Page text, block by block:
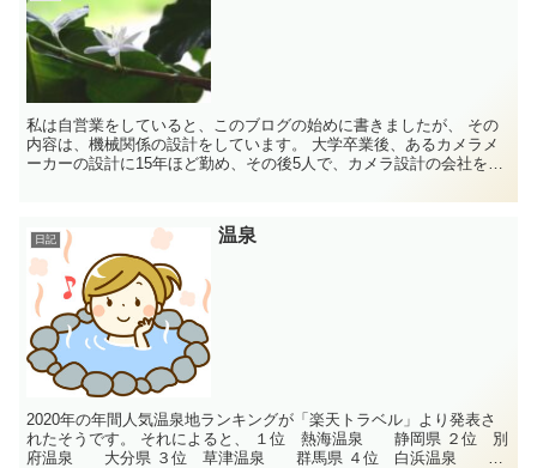
私は自営業をしていると、このブログの始めに書きましたが、 その
内容は、機械関係の設計をしています。 大学卒業後、あるカメラメ
ーカーの設計に15年ほど勤め、その後5人で、カメラ設計の会社を興
日記 温泉
2020年の年間人気温泉地ランキングが「楽天トラベル」より発表さ
れたそうです。 それによると、 １位 熱海温泉 静岡県 ２位 別
府温泉 大分県 ３位 草津温泉 群馬県 ４位 白浜温泉 和